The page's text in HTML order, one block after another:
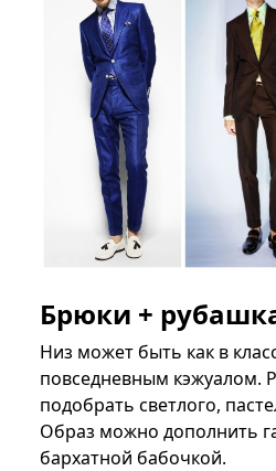
Брюки +
Низ может быть как в
повседневным кэжуалом.
подобрать светлого,
Образ можно дополнить
бархатной бабочкой.